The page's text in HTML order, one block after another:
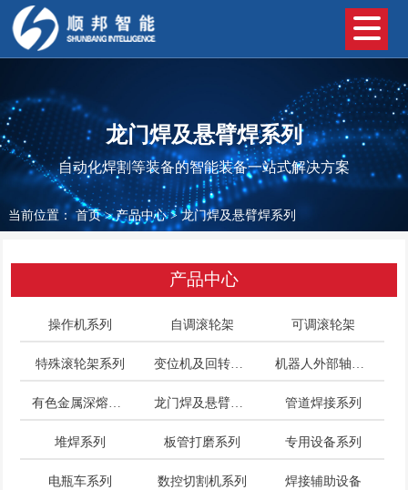
龙门焊及悬臂焊系列
自动化焊割等装备的智能装备一站式解决方案
当前位置：首页>产品中心>龙门焊及悬臂焊系列
产品中心
操作机系列 自调滚轮架 可调滚轮架
特殊滚轮架系列 变位机及回转平台系列 机器人外部轴系列
有色金属深熔焊接系列 龙门焊及悬臂焊系列 管道焊接系列
堆焊系列 板管打磨系列 专用设备系列
电瓶车系列 数控切割机系列 焊接辅助设备